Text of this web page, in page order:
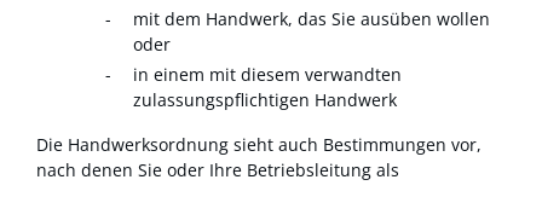
mit dem Handwerk, das Sie ausüben wollen
oder
in einem mit diesem verwandten
zulassungspflichtigen Handwerk
Die Handwerksordnung sieht auch Bestimmungen vor,
nach denen Sie oder Ihre Betriebsleitung als